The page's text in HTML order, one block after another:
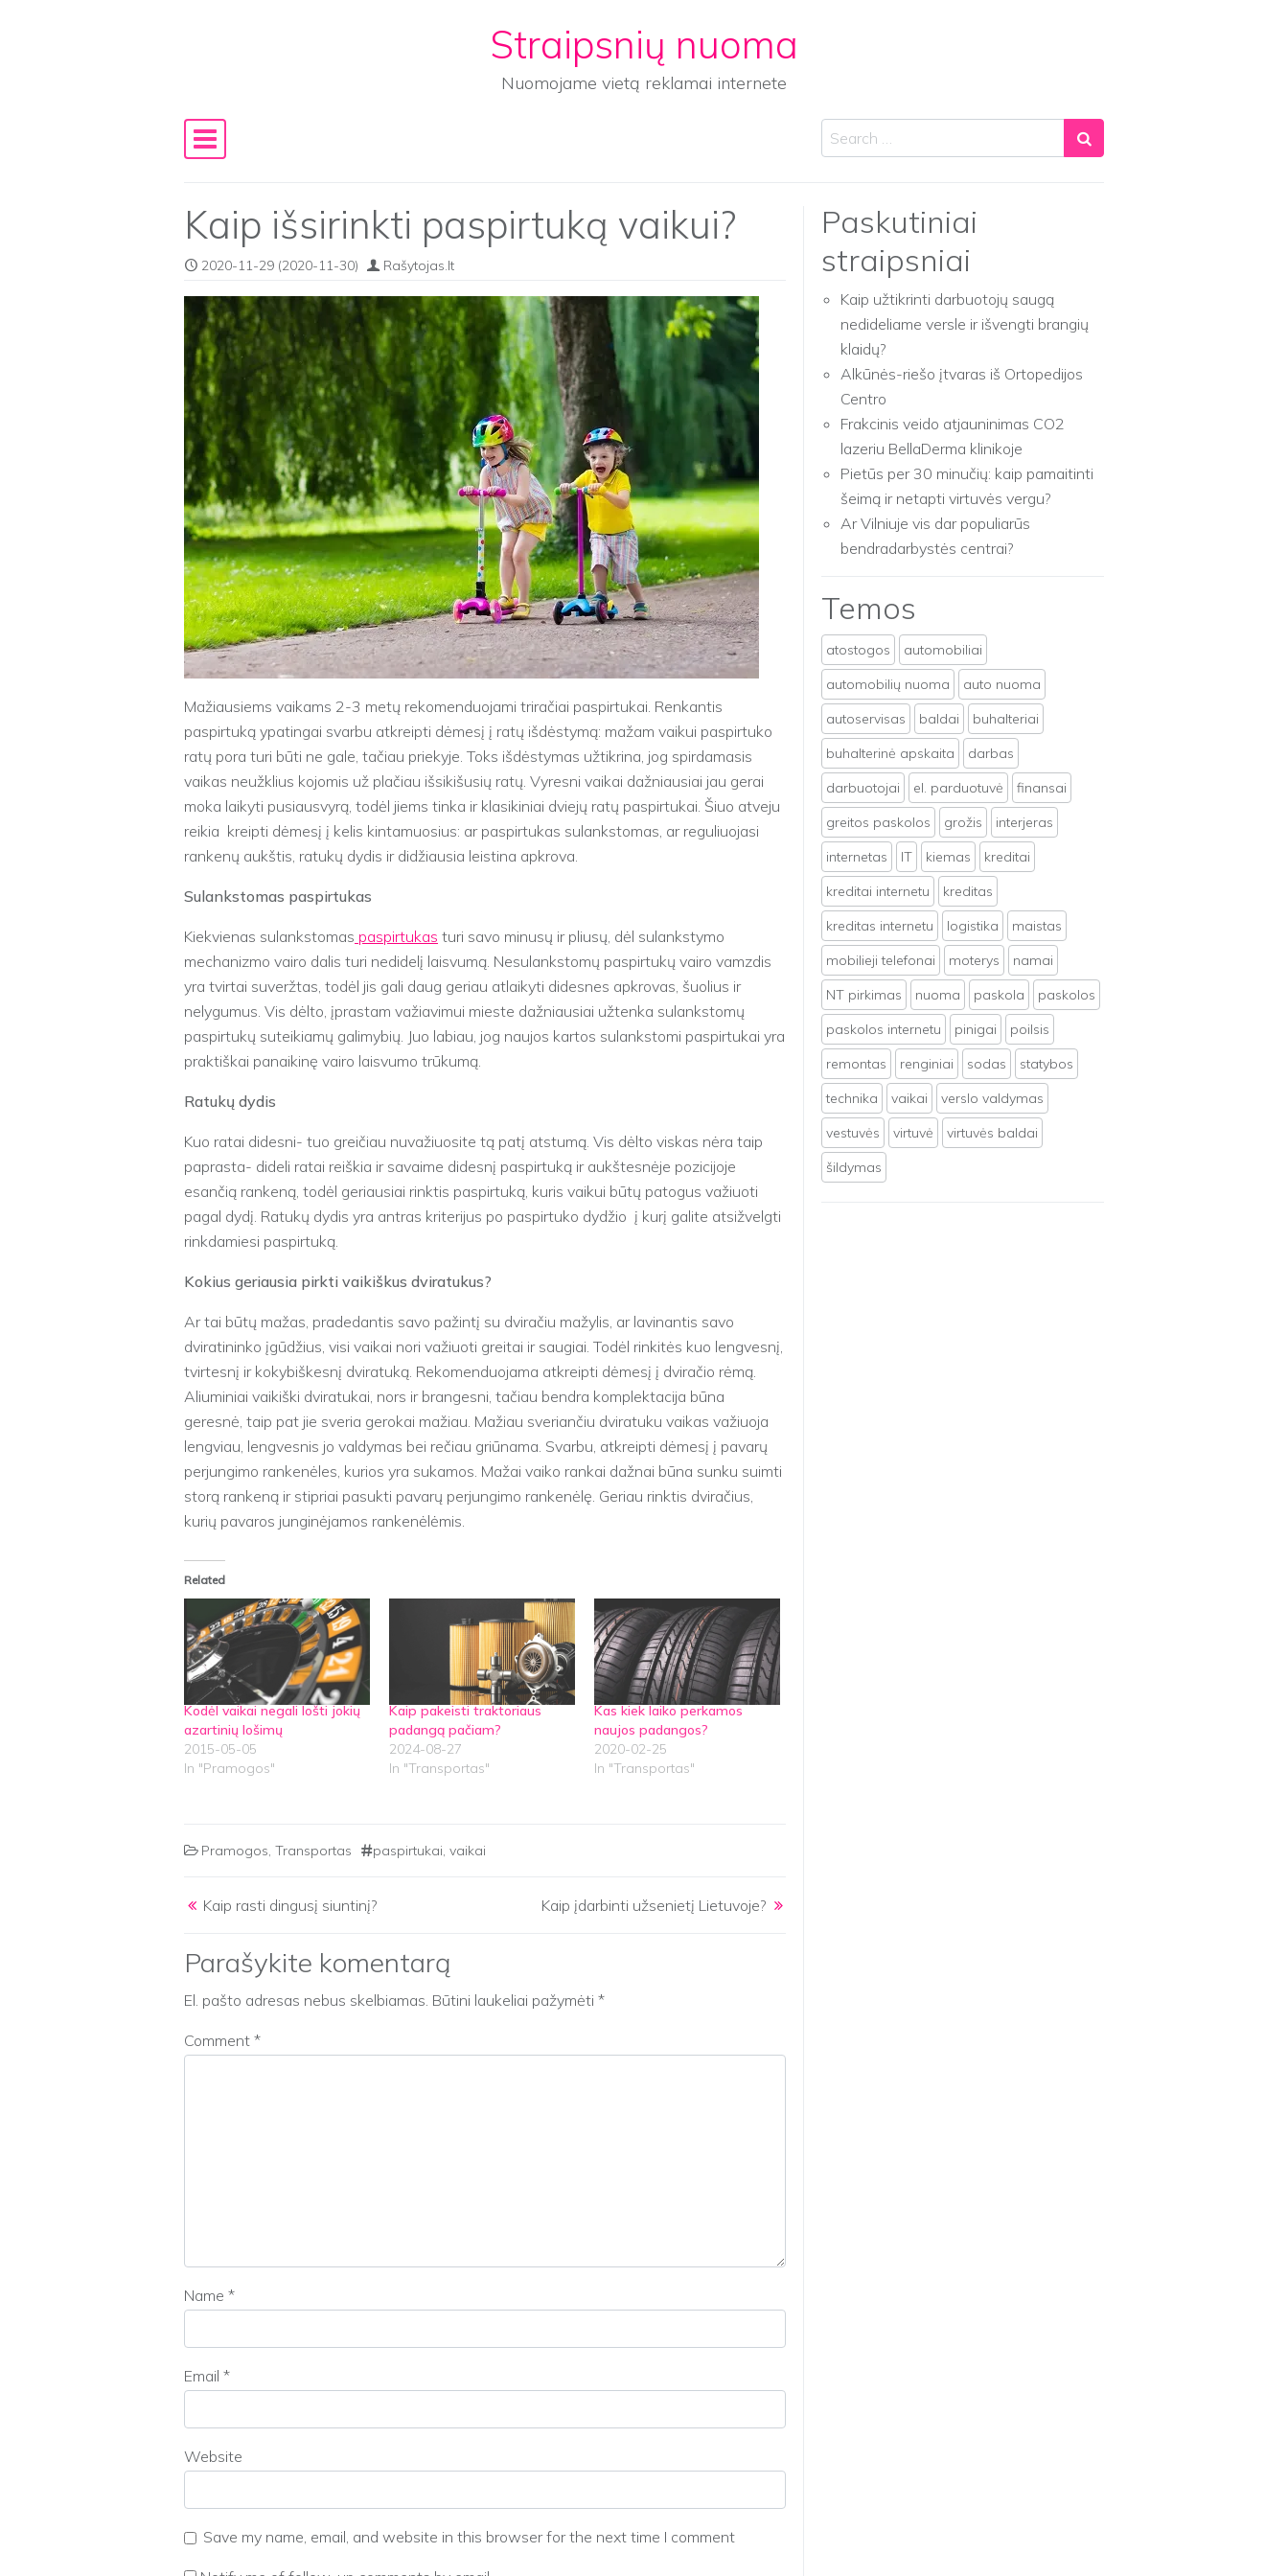
Straipsnių nuoma
Nuomojame vietą reklamai internete
Main Navigation
Search
Kaip išsirinkti paspirtuką vaikui?
2020-11-29 (2020-11-30) Rašytojas.lt
Mažiausiems vaikams 2-3 metų rekomenduojami triračiai paspirtukai. Renkantis
paspirtuką ypatingai svarbu atkreipti dėmesį į ratų išdėstymą: mažam vaikui paspirtuko
ratų pora turi būti ne gale, tačiau priekyje. Toks išdėstymas užtikrina, jog spirdamasis
vaikas neužklius kojomis už plačiau išsikišusių ratų. Vyresni vaikai dažniausiai jau gerai
moka laikyti pusiausvyrą, todėl jiems tinka ir klasikiniai dviejų ratų paspirtukai. Šiuo atveju
reikia kreipti dėmesį į kelis kintamuosius: ar paspirtukas sulankstomas, ar reguliuojasi
rankenų aukštis, ratukų dydis ir didžiausia leistina apkrova.
Sulankstomas paspirtukas
Kiekvienas sulankstomas paspirtukas turi savo minusų ir pliusų, dėl sulankstymo
mechanizmo vairo dalis turi nedidelį laisvumą. Nesulankstomų paspirtukų vairo vamzdis
yra tvirtai suveržtas, todėl jis gali daug geriau atlaikyti didesnes apkrovas, šuolius ir
nelygumus. Vis dėlto, įprastam važiavimui mieste dažniausiai užtenka sulankstomų
paspirtukų suteikiamų galimybių. Juo labiau, jog naujos kartos sulankstomi paspirtukai yra
praktiškai panaikinę vairo laisvumo trūkumą.
Ratukų dydis
Kuo ratai didesni- tuo greičiau nuvažiuosite tą patį atstumą. Vis dėlto viskas nėra taip
paprasta- dideli ratai reiškia ir savaime didesnį paspirtuką ir aukštesnėje pozicijoje
esančią rankeną, todėl geriausiai rinktis paspirtuką, kuris vaikui būtų patogus važiuoti
pagal dydį. Ratukų dydis yra antras kriterijus po paspirtuko dydžio į kurį galite atsižvelgti
rinkdamiesi paspirtuką.
Kokius geriausia pirkti vaikiškus dviratukus?
Ar tai būtų mažas, pradedantis savo pažintį su dviračiu mažylis, ar lavinantis savo
dviratininko įgūdžius, visi vaikai nori važiuoti greitai ir saugiai. Todėl rinkitės kuo lengvesnį,
tvirtesnį ir kokybiškesnį dviratuką. Rekomenduojama atkreipti dėmesį į dviračio rėmą.
Aliuminiai vaikiški dviratukai, nors ir brangesni, tačiau bendra komplektacija būna
geresnė, taip pat jie sveria gerokai mažiau. Mažiau sveriančiu dviratuku vaikas važiuoja
lengviau, lengvesnis jo valdymas bei rečiau griūnama. Svarbu, atkreipti dėmesį į pavarų
perjungimo rankenėles, kurios yra sukamos. Mažai vaiko rankai dažnai būna sunku suimti
storą rankeną ir stipriai pasukti pavarų perjungimo rankenėlę. Geriau rinktis dviračius,
kurių pavaros junginėjamos rankenėlėmis.
Related
Kodėl vaikai negali lošti jokių
azartinių lošimų
2015-05-05
In "Pramogos"
Kaip pakeisti traktoriaus
padangą pačiam?
2024-08-27
In "Transportas"
Kas kiek laiko perkamos
naujos padangos?
2020-02-25
In "Transportas"
Pramogos, Transportas paspirtukai, vaikai
Post navigation
Kaip rasti dingusį siuntinį? Kaip įdarbinti užsenietį Lietuvoje?
Parašykite komentarą
El. pašto adresas nebus skelbiamas. Būtini laukeliai pažymėti *
Comment *
Name *
Email *
Website
Save my name, email, and website in this browser for the next time I comment
Paskutiniai
straipsniai
Kaip užtikrinti darbuotojų saugą
nedideliame versle ir išvengti brangių
klaidų?
Alkūnės-riešo įtvaras iš Ortopedijos
Centro
Frakcinis veido atjauninimas CO2
lazeriu BellaDerma klinikoje
Pietūs per 30 minučių: kaip pamaitinti
šeimą ir netapti virtuvės vergu?
Ar Vilniuje vis dar populiarūs
bendradarbystės centrai?
Temos
atostogos
automobiliai
automobilių nuoma
auto nuoma
autoservisas
baldai
buhalteriai
buhalterinė apskaita
darbas
darbuotojai
el. parduotuvė
finansai
greitos paskolos
grožis
interjeras
internetas
IT kiemas
kreditai
kreditai internetu
kreditas
kreditas internetu
logistika
maistas
mobilieji telefonai
moterys
namai
NT pirkimas
nuoma paskola
paskolos
paskolos internetu
pinigai
poilsis
remontas
renginiai sodas
statybos
technika
vaikai
verslo valdymas
vestuvės
virtuvė
virtuvės baldai
šildymas